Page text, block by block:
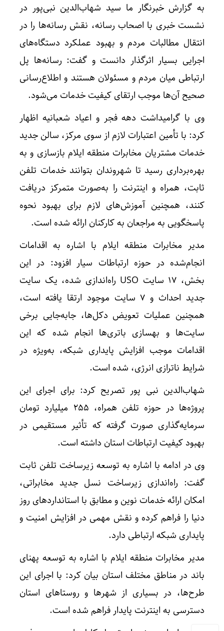
به گزارش خبرنگار ما سید شهاب‌الدین نبی‌پور در
نشست خبری با اصحاب رسانه، نقش رسانه‌ها را در
انتقال مطالبات مردم و بهبود عملکرد دستگاه‌های
اجرایی بسیار اثرگذار دانست و گفت: رسانه‌ها پل
ارتباطی میان مردم و مسئولان هستند و اطلاع‌رسانی
صحیح آن‌ها موجب ارتقای کیفیت خدمات می‌شود.
وی با گرامیداشت دهه فجر و اعیاد شعبانیه اظهار
کرد: با تأمین اعتبارات لازم از سوی مرکز، سالن جدید
خدمات مشتریان مخابرات منطقه ایلام بازسازی و به
بهره‌برداری رسید تا شهروندان بتوانند خدمات تلفن
ثابت، همراه و اینترنت را به‌صورت متمرکز دریافت
کنند، همچنین آموزش‌های لازم برای بهبود نحوه
پاسخگویی به مراجعان به کارکنان ارائه شده است.
مدیر مخابرات منطقه ایلام با اشاره به اقدامات
انجام‌شده در حوزه ارتباطات سیار افزود: در این
بخش، ۱۷ سایت USO راه‌اندازی شده، یک سایت
جدید احداث و ۷ سایت موجود ارتقا یافته است،
همچنین عملیات تعویض دکل‌ها، جابه‌جایی برخی
سایت‌ها و بهسازی باتری‌ها انجام شده که این
اقدامات موجب افزایش پایداری شبکه، به‌ویژه در
شرایط ناترازی انرژی، شده است.
شهاب‌الدین نبی ‌پور تصریح کرد: برای اجرای این
پروژه‌ها در حوزه تلفن همراه، ۲۵۵ میلیارد تومان
سرمایه‌گذاری صورت گرفته که تأثیر مستقیمی در
بهبود کیفیت ارتباطات استان داشته است.
وی در ادامه با اشاره به توسعه زیرساخت تلفن ثابت
گفت: راه‌اندازی زیرساخت نسل جدید مخابراتی،
امکان ارائه خدمات نوین و مطابق با استانداردهای روز
دنیا را فراهم کرده و نقش مهمی در افزایش امنیت و
پایداری شبکه ارتباطی دارد.
مدیر مخابرات منطقه ایلام با اشاره به توسعه پهنای
باند در مناطق مختلف استان بیان کرد: با اجرای این
طرح‌ها، در بسیاری از شهرها و روستاهای استان
دسترسی به اینترنت پایدار فراهم شده است.